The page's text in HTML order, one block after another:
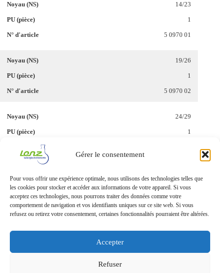
Gérer le consentement
Pour vous offrir une expérience optimale, nous utilisons des technologies telles que
les cookies pour stocker et accéder aux informations de votre appareil. Si vous
acceptez ces technologies, nous pourrons traiter des données comme votre
comportement de navigation et vos identifiants uniques sur ce site web. Si vous
refusez ou retirez votre consentement, certaines fonctionnalités pourraient être altérées.
Accepter
Refuser
14/23
1
5 0970 01
19/26
1
5 0970 02
24/29
1
1
5 0970 04